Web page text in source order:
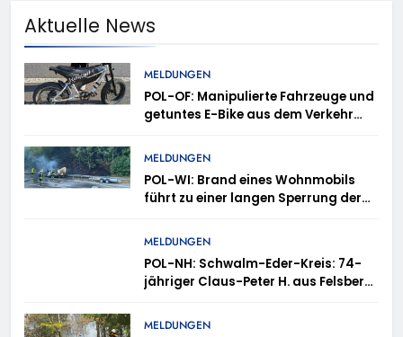
Aktuelle News
MELDUNGEN
POL-OF: Manipulierte Fahrzeuge und
getuntes E-Bike aus dem Verkehr
gleich mehrere Verstöße auf
MELDUNGEN
POL-WI: Brand eines Wohnmobils
führt zu einer langen Sperrung der
MELDUNGEN
POL-NH: Schwalm-Eder-Kreis: 74-
jähriger Claus-Peter H. aus Felsberg
MELDUNGEN